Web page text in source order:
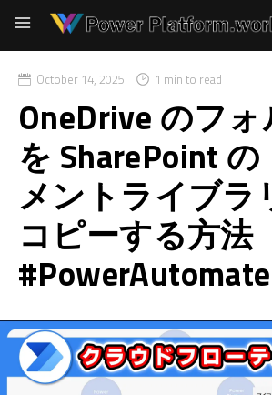
October 14, 2025 1 min to read
OneDrive のフ
を SharePoint
メントライブラ
コピーする方法
#PowerAutomate